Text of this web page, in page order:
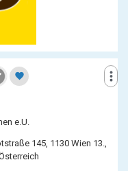
more_vert
favorite
e.U.
145, 1130 Wien 13.,